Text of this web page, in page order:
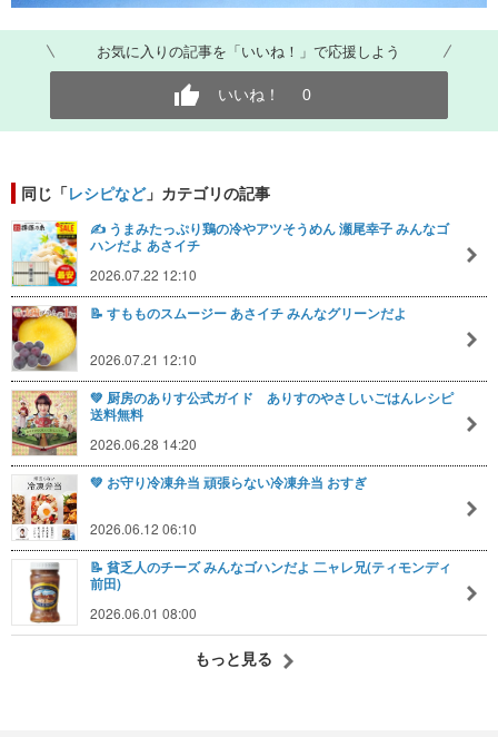
お気に入りの記事を「いいね！」で応援しよう
いいね！ 0
同じ「レシピなど」カテゴリの記事
✍️ うまみたっぷり鶏の冷やアツそうめん 瀬尾幸子 みんなゴ
ハンだよ あさイチ
2026.07.22 12:10
📝 すもものスムージー あさイチ みんなグリーンだよ
2026.07.21 12:10
💚 厨房のありす公式ガイド ありすのやさしいごはんレシピ
送料無料
2026.06.28 14:20
💚 お守り冷凍弁当 頑張らない冷凍弁当 おすぎ
2026.06.12 06:10
📝 貧乏人のチーズ みんなゴハンだよ 二ャレ兄(ティモンディ
前田)
2026.06.01 08:00
もっと見る